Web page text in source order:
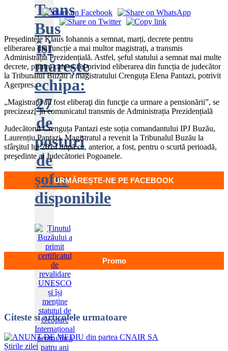
Trans
Bus
își
mărește
echipa:
27
de
posturi
de
șofer
disponibile
Președintele Klaus Iohannis a semnat, marți, decrete pentru
eliberarea din funcție a mai multor magistrați, a transmis
Administrația Prezidențială. Astfel, șeful statului a semnat mai multe
decrete, printre care și cel privind eliberarea din funcția de judecător
la Tribunalul Buzău a magistratului Crenguța Elena Pantazi, potrivit
Agerpres.
„Magistraţii au fost eliberaţi din funcţie ca urmare a pensionării”, se
precizeaz[ ]n comunicatul transmis de Administrația Prezidențială
Judecătorul Crenguța Pantazi este soția comandantului IPJ Buzău,
Laurențiu Pantazi. Magistratul a revenit la Tribunalul Buzău la
sfârşitul lui 2014 după ce, anterior, a fost, pentru o scurtă perioadă,
preşedinte al Judecătoriei Pogoanele.
URMĂREȘTE-NE PE FACEBOOK
Promo
Citeste si articolele urmatoare
Știrile zilei